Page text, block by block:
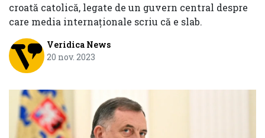
croată catolică, legate de un guvern central despre
care media internaționale scriu că e slab.
Veridica News
20 nov. 2023